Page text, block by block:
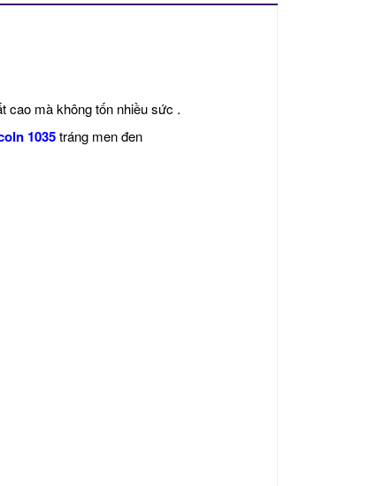
cao mà không tốn nhiều sức .
1035 tráng men đen